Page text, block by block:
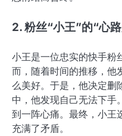
2. 粉丝“小王”的“心
小王是一位忠实的快手粉
而，随着时间的推移，他
么美好。于是，他决定删
中，他发现自己无法下手
到一阵心痛。最终，小王
充满了矛盾。